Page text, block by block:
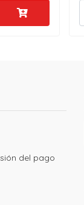
del pago